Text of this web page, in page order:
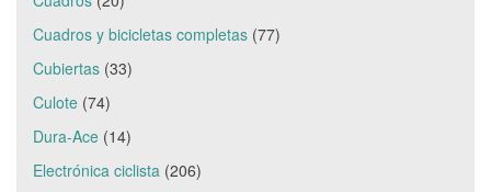
Cuadros y bicicletas completas (77)
Cubiertas (33)
Culote (74)
Dura-Ace (14)
Electrónica ciclista (206)